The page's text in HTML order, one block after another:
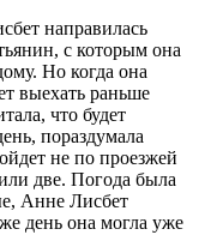
направилась
с которым она
Но когда она
выехать раньше
что будет
пораздумала
не по проезжей
две. Погода была
Анне Лисбет
день она могла уже